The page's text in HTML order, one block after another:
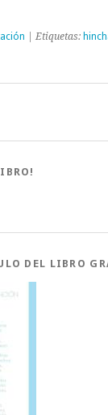
| Etiquetas:
DEL LIBRO